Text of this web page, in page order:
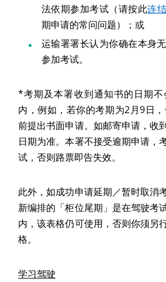
法依期参加考试（请按此连
期申请的常问问题）；或
运输署署长认为你确在本身
参加考试。
*考期及本署收到通知书的日期
内，例如，若你的考期为2月9日
前提出书面申请。如邮寄申请，收
日期为准。本署不接受逾期申请，
试，否则路票即告失效。
此外，如成功申请延期／暂时取消
新编排的「柜位尾期」是在驾驶考
内，该表格仍可使用，否则你须另
格。
学习驾驶